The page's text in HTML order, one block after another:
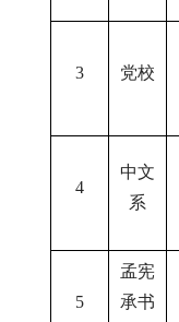
3 党校
4
中文
系
5
孟宪
承书